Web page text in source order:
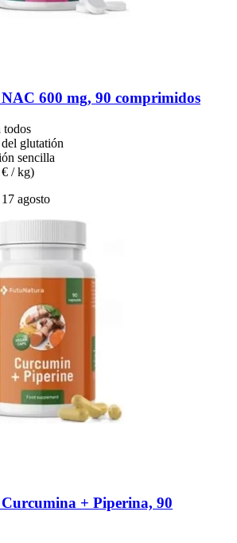
NAC 600 mg, 90 comprimidos
todos
glutatión
sencilla
/ kg)
agosto
Curcumina + Piperina, 90